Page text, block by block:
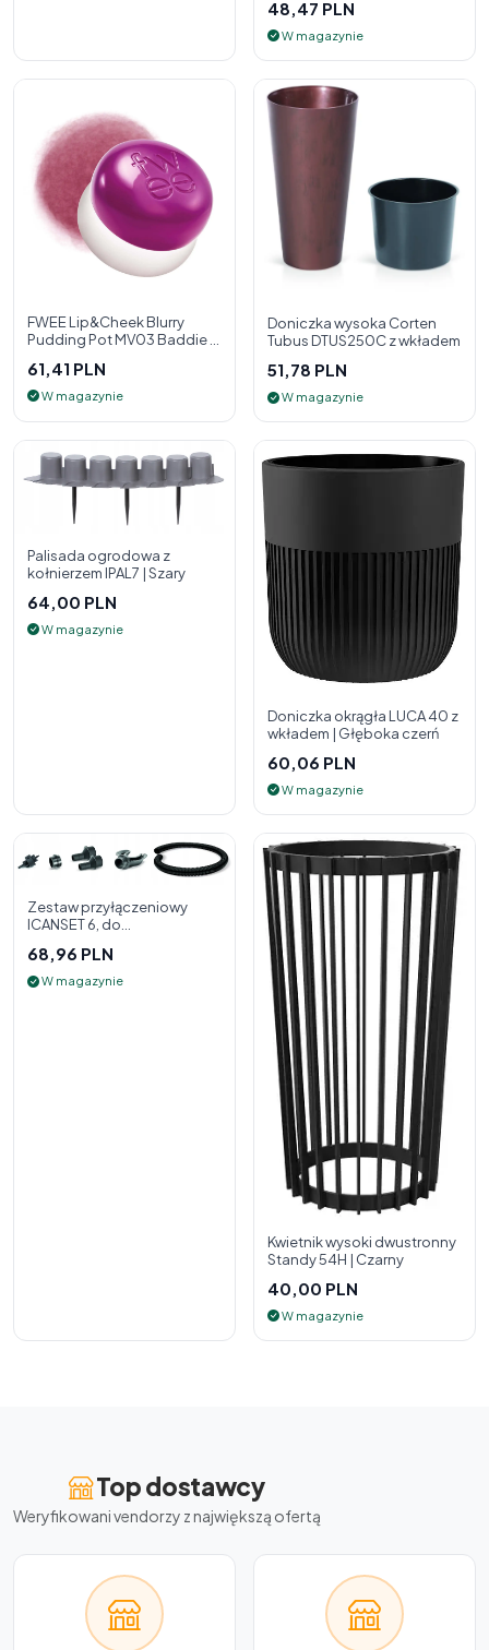
48,47 PLN
W magazynie
FWEE Lip&Cheek Blurry
Pudding Pot MV03 Baddie 5
policzk
61,41 PLN
W magazynie
Doniczka wysoka Corten
Tubus DTUS250C z wkładem
51,78 PLN
W magazynie
Palisada ogrodowa z
kołnierzem IPAL7 | Szary
64,00 PLN
W magazynie
Doniczka okrągła LUCA 40 z
wkładem | Głęboka czerń
60,06 PLN
W magazynie
Zestaw przyłączeniowy
ICANSET 6, do
68,96 PLN
W magazynie
Kwietnik wysoki dwustronny
Standy 54H | Czarny
40,00 PLN
W magazynie
Top dostawcy
Weryfikowani vendorzy z największą ofertą